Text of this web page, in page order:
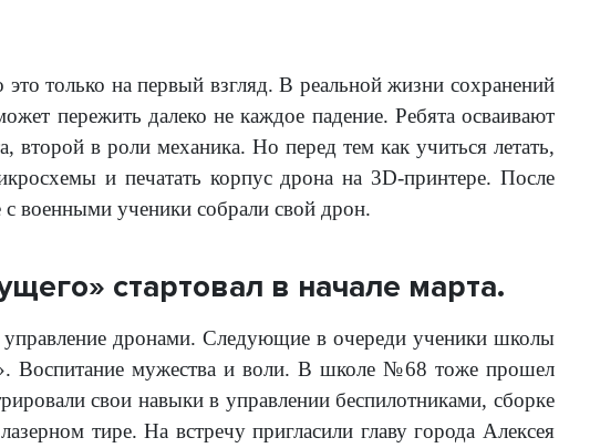
только на первый взгляд. В реальной жизни сохранений
пережить далеко не каждое падение. Ребята осваивают
в роли механика. Но перед тем как учиться летать,
и печатать корпус дрона на 3D-принтере. После
с военными ученики собрали свой дрон.
стартовал в начале марта.
управление дронами. Следующие в очереди ученики школы
Воспитание мужества и воли. В школе №68 тоже прошел
свои навыки в управлении беспилотниками, сборке
тире. На встречу пригласили главу города Алексея